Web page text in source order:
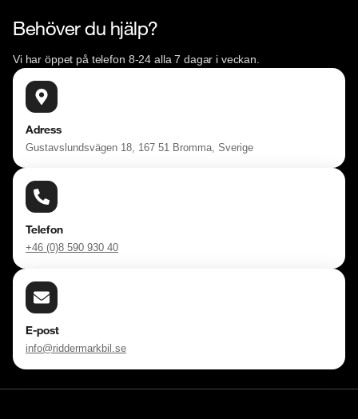
Behöver du hjälp?
Vi har öppet på telefon 8-24 alla 7 dagar i veckan.
Adress
Gustavslundsvägen 18, 167 51 Bromma, Sverige
Telefon
+46 (0)8 590 930 40
E-post
info@riddermarkbil.se